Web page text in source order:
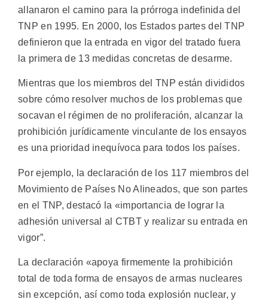
allanaron el camino para la prórroga indefinida del
TNP en 1995. En 2000, los Estados partes del TNP
definieron que la entrada en vigor del tratado fuera
la primera de 13 medidas concretas de desarme.
Mientras que los miembros del TNP están divididos
sobre cómo resolver muchos de los problemas que
socavan el régimen de no proliferación, alcanzar la
prohibición jurídicamente vinculante de los ensayos
es una prioridad inequívoca para todos los países.
Por ejemplo, la declaración de los 117 miembros del
Movimiento de Países No Alineados, que son partes
en el TNP, destacó la «importancia de lograr la
adhesión universal al CTBT y realizar su entrada en
vigor”.
La declaración «apoya firmemente la prohibición
total de toda forma de ensayos de armas nucleares
sin excepción, así como toda explosión nuclear, y